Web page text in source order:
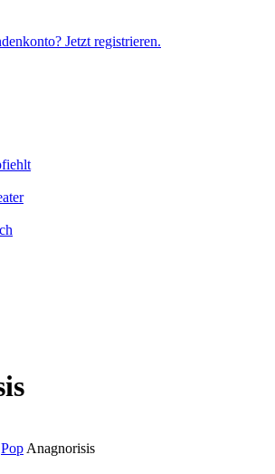
Jetzt registrieren.
Pop Anagnorisis